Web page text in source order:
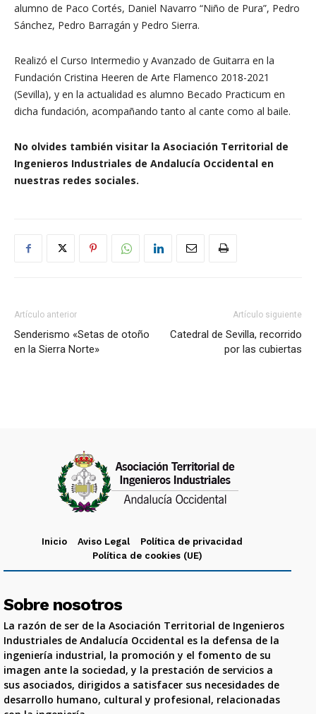
alumno de Paco Cortés, Daniel Navarro “Niño de Pura”, Pedro
Sánchez, Pedro Barragán y Pedro Sierra.
Realizó el Curso Intermedio y Avanzado de Guitarra en la
Fundación Cristina Heeren de Arte Flamenco 2018-2021
(Sevilla), y en la actualidad es alumno Becado Practicum en
dicha fundación, acompañando tanto al cante como al baile.
No olvides también visitar la Asociación Territorial de
Ingenieros Industriales de Andalucía Occidental en
nuestras redes sociales.
Artículo anterior
Senderismo «Setas de otoño
en la Sierra Norte»
Artículo siguiente
Catedral de Sevilla, recorrido
por las cubiertas
Inicio Aviso Legal
Política de privacidad
Política de cookies (UE)
Sobre nosotros
La razón de ser de la Asociación Territorial de Ingenieros
Industriales de Andalucía Occidental es la defensa de la
ingeniería industrial, la promoción y el fomento de su
imagen ante la sociedad, y la prestación de servicios a
sus asociados, dirigidos a satisfacer sus necesidades de
desarrollo humano, cultural y profesional, relacionadas